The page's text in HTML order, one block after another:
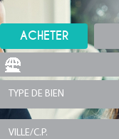
ACHETER
TYPE DE BIEN
VILLE/C.P.